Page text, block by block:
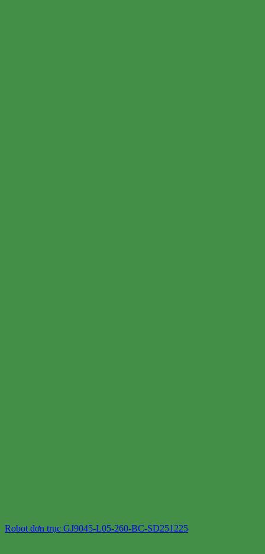
Robot đơn trục GJ9045-L05-260-BC-SD251225